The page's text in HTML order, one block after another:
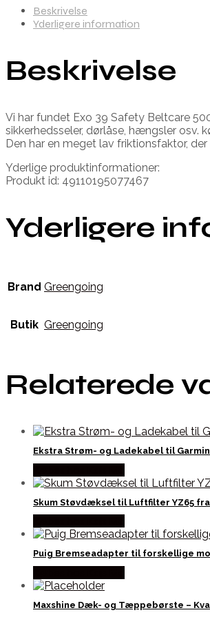
Beskrivelse
Yderligere information
Beskrivelse
Vi har fundet Exo 39 Safety Beltcare
sikkerhedsseler, dørlåse, hængsler
Den har en meget lav friktionsfaktor, der
Yderlige produktinformationer:
Produkt id: 49110195077467
Yderligere
Brand Greengoing
Butik Greengoing
Relaterede
Ekstra Strøm- og Ladekabel til Garmin
Skum Støvdæksel til Luftfilter YZ65
Puig Bremseadapter til forskellige
Maxshine Dæk- og Tæppebørste –